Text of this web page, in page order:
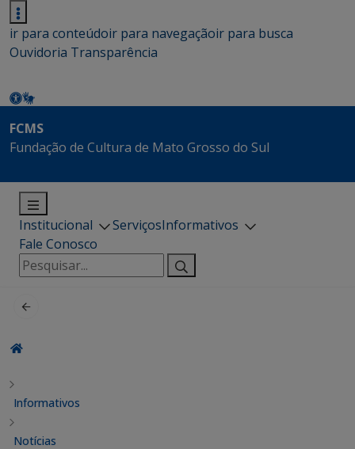
ir para conteúdoir para navegaçãoir para busca
Ouvidoria Transparência
FCMS
Fundação de Cultura de Mato Grosso do Sul
Institucional ServiçosInformativos
Fale Conosco
Pesquisar
por:
Informativos
Notícias